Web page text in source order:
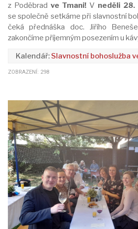
z Poděbrad ve Tmani! V neděli
se společně setkáme při slavnostní
čeká přednáška doc. Jiřího
zakončíme příjemným posezením u
Slavnostní bohoslužba
ZOBRAZENÍ: 298